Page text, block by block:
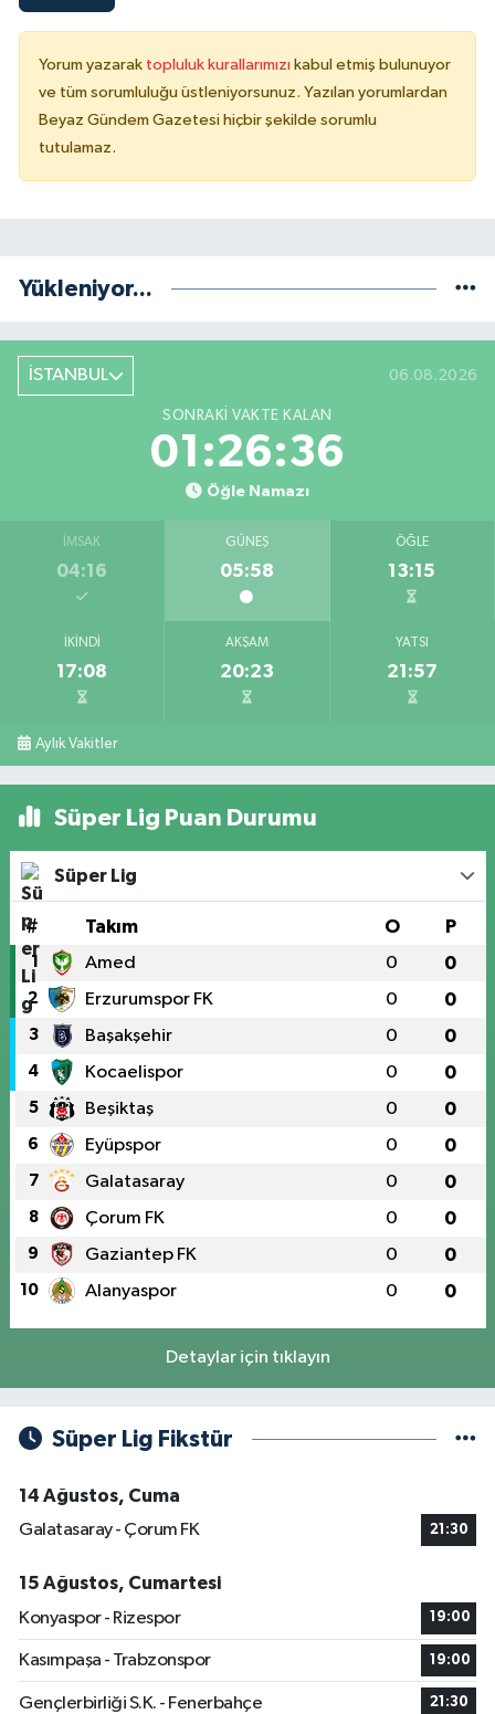
Yorum yazarak topluluk kurallarımızı kabul etmiş bulunuyor
ve tüm sorumluluğu üstleniyorsunuz. Yazılan yorumlardan
Beyaz Gündem Gazetesi hiçbir şekilde sorumlu
tutulamaz.
Yükleniyor...
İSTANBUL 06.08.2026
SONRAKI VAKTE KALAN
01:26:36
Öğle Namazı
İMSAK
04:16
GÜNEŞ
05:58
ÖĞLE
13:15
İKINDI
17:08
AKŞAM
20:23
YATSI
21:57
Aylık Vakitler
Süper Lig Puan Durumu
Süper Lig
# Takım O P
1 Amed 0 0
2 Erzurumspor FK 0 0
3 Başakşehir 0 0
4 Kocaelispor 0 0
5 Beşiktaş 0 0
6 Eyüpspor 0 0
7 Galatasaray 0 0
8 Çorum FK 0 0
9 Gaziantep FK 0 0
10 Alanyaspor 0 0
Detaylar için tıklayın
Süper Lig Fikstür
14 Ağustos, Cuma
Galatasaray - Çorum FK
21:30
15 Ağustos, Cumartesi
Konyaspor - Rizespor
19:00
Kasımpaşa - Trabzonspor 19:00
Gençlerbirliği S.K. - Fenerbahçe 21:30